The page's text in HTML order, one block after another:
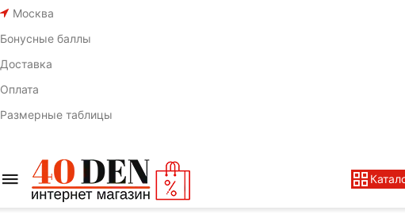
Москва
Бонусные баллы
Доставка
Оплата
Размерные таблицы